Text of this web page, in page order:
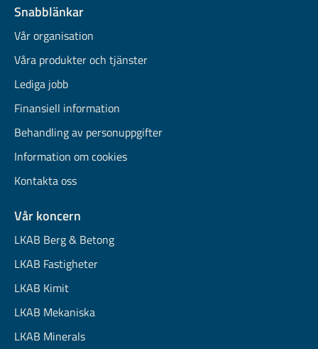
Snabblänkar
Vår organisation
Våra produkter och tjänster
Lediga jobb
Finansiell information
Behandling av personuppgifter
Information om cookies
Kontakta oss
Vår koncern
LKAB Berg & Betong
LKAB Fastigheter
LKAB Kimit
LKAB Mekaniska
LKAB Minerals